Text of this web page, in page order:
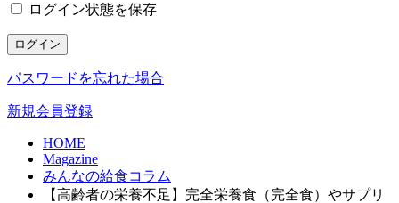
ログイン状態を保存
ログイン
パスワードを忘れた場合
新規会員登録
HOME
Magazine
みんなの給食コラム
【高齢者の栄養不足】完全栄養食（完全食）やサプリ